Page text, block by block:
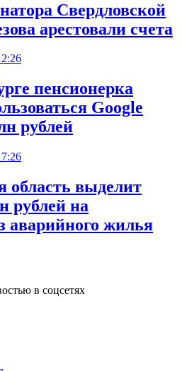
Свердловской
арестовали счета
пенсионерка
Google
рублей
область выделит
рублей на
аварийного жилья
в соцсетях